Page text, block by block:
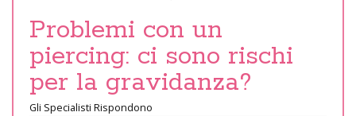
Problemi con un
piercing: ci sono rischi
per la gravidanza?
Gli Specialisti Rispondono